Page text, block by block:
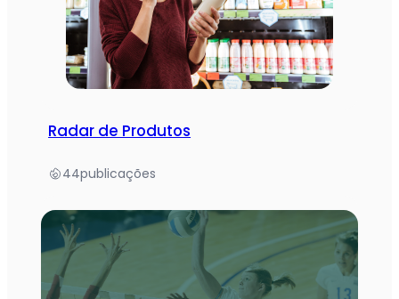
Radar de Produtos
44publicações